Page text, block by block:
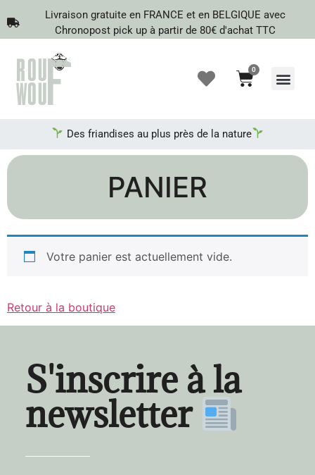
Livraison gratuite en FRANCE et en BELGIQUE avec
Chronopost pick up à partir de 80€ d'achat TTC
0
Des friandises au plus près de la nature
PANIER
Votre panier est actuellement vide.
Retour à la boutique
S'inscrire à la
newsletter